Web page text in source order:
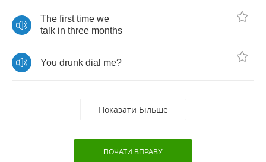
The first time we
talk in three months
You drunk dial me?
Показати Більше
ПОЧАТИ ВПРАВУ